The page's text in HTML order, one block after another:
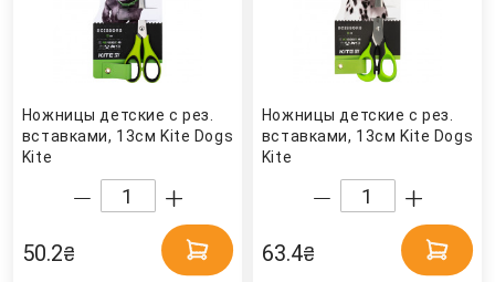
Ножницы детские с рез.
вставками, 13см Kite Dogs
Kite
50.2₴
Ножницы детские с рез.
вставками, 13см Kite Dogs
Kite
63.4₴